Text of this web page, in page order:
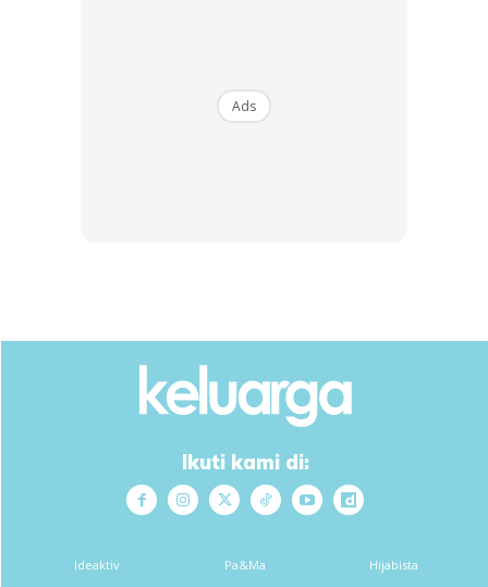
Tolak Tepi Makanan Proses
Selain snek, elakkan sama sekali mengambil makanan
Ads
Ikuti kami di:
Ideaktiv Pa&Ma Hijabista